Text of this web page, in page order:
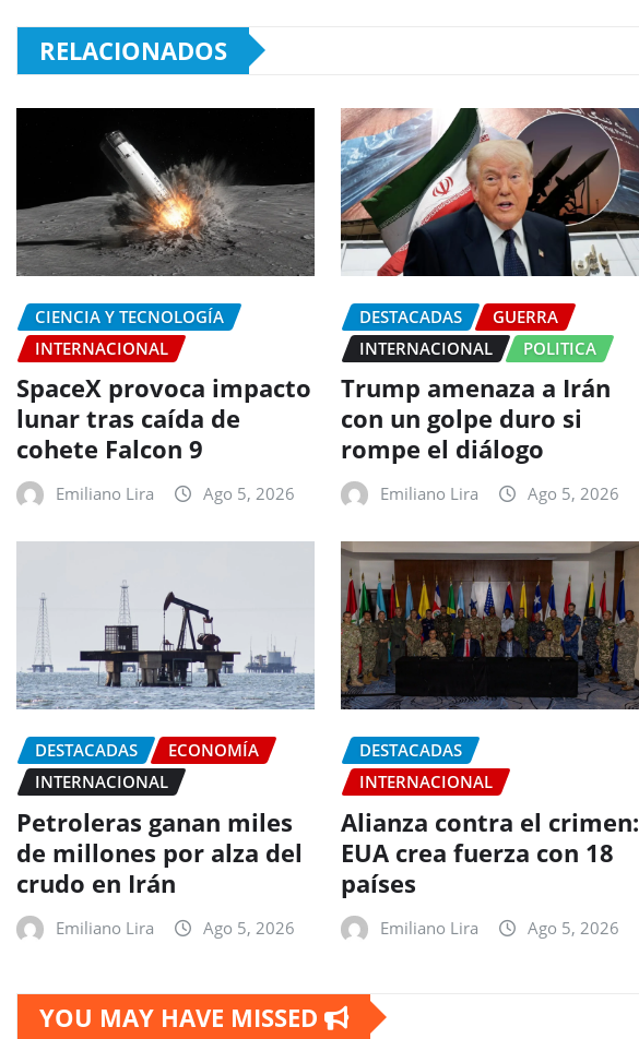
RELACIONADOS
CIENCIA Y TECNOLOGÍA
INTERNACIONAL
SpaceX provoca impacto
lunar tras caída de
cohete Falcon 9
Emiliano Lira Ago 5, 2026
DESTACADAS
GUERRA
INTERNACIONAL
POLITICA
Trump amenaza a Irán
con un golpe duro si
rompe el diálogo
Emiliano Lira Ago 5, 2026
DESTACADAS
ECONOMÍA
INTERNACIONAL
Petroleras ganan miles
de millones por alza del
crudo en Irán
Emiliano Lira Ago 5, 2026
DESTACADAS
INTERNACIONAL
Alianza contra el crimen:
EUA crea fuerza con 18
países
Emiliano Lira Ago 5, 2026
YOU MAY HAVE MISSED